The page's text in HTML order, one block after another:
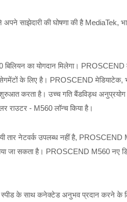
साझेदारी की घोषणा की है MediaTek,
का योगदान मिलेगा। PROSCEND
सेगमेंटों के लिए है। PROSCEND
करता है। उच्च गति बैंडविड्थ अनुप्रयोग
राउटर - M560 लॉन्च किया है।
तार नेटवर्क उपलब्ध नहीं है,
जा सकता है। PROSCEND M560 नए
स्पीड के साथ कनेक्टेड अनुभव प्रदान करने के